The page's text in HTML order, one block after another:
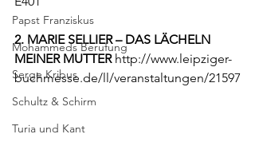
Papst Franziskus
Mohammeds Berufung
Serge Kribus
Schultz & Schirm
Turia und Kant
2. MARIE SELLIER – DAS LÄCHELN
MEINER MUTTER http://www.leipziger-
buchmesse.de/ll/veranstaltungen/21597